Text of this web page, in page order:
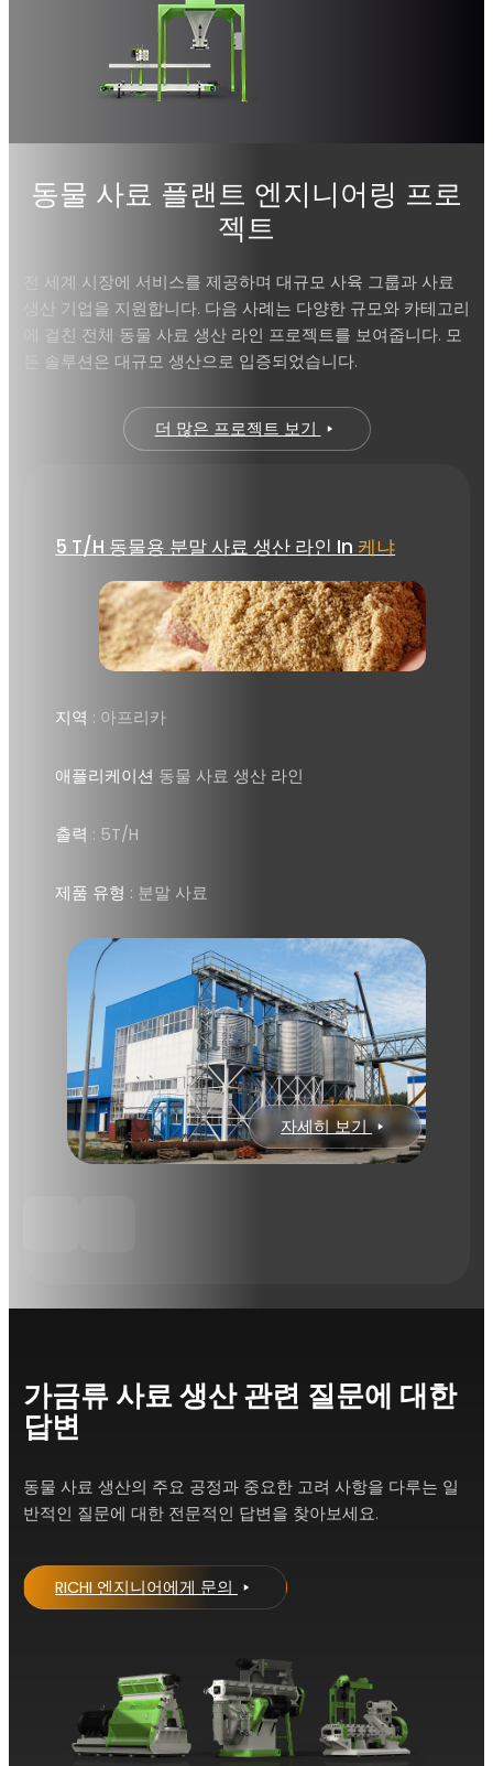
동물 사료 플랜트 엔지니어링 프로
젝트
전 세계 시장에 서비스를 제공하며 대규모 사육 그룹과 사료
생산 기업을 지원합니다. 다음 사례는 다양한 규모와 카테고리
에 걸친 전체 동물 사료 생산 라인 프로젝트를 보여줍니다. 모
든 솔루션은 대규모 생산으로 입증되었습니다.
더 많은 프로젝트 보기
5 T/H 동물용 분말 사료 생산 라인 In 케냐
지역 : 아프리카
애플리케이션 동물 사료 생산 라인
출력 : 5T/H
제품 유형 : 분말 사료
자세히 보기
가금류 사료 생산 관련 질문에 대한
답변
동물 사료 생산의 주요 공정과 중요한 고려 사항을 다루는 일
반적인 질문에 대한 전문적인 답변을 찾아보세요.
RICHI 엔지니어에게 문의